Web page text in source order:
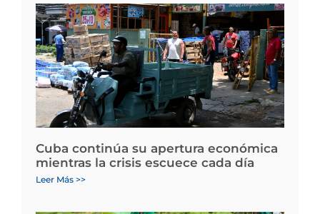
Cuba continúa su apertura económica
mientras la crisis escuece cada día
Leer Más >>